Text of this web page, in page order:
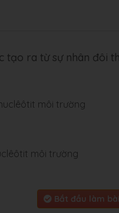
tạo ra từ sự nhân đôi
môi trường
môi trường
Bắt đầu làm bài